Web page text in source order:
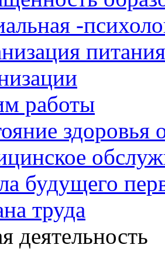
-
работы
будущего
труда
деятельность